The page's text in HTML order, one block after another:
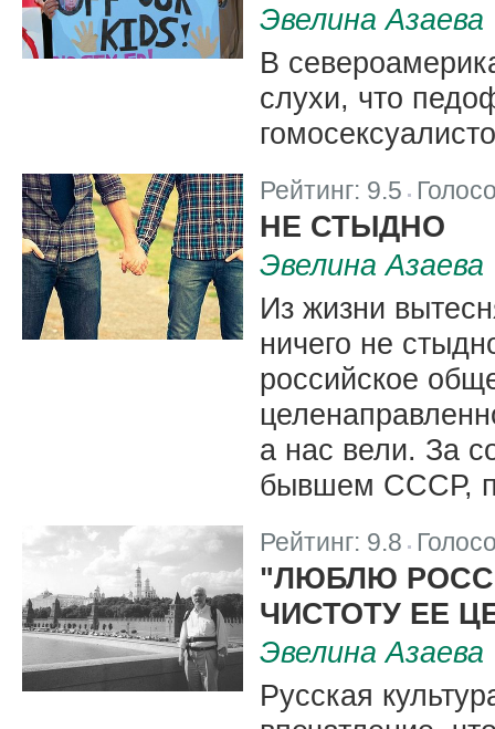
Эвелина Азаева
В
слухи, что
Рейтинг: 9.5
НЕ СТЫДНО
Эвелина Азаева
Из жизни
ничего не
российское
а нас вели. За
бывшем СССР,
Рейтинг: 9.8
"ЛЮБЛЮ
ЧИСТОТУ ЕЕ
Эвелина Азаева
Русская